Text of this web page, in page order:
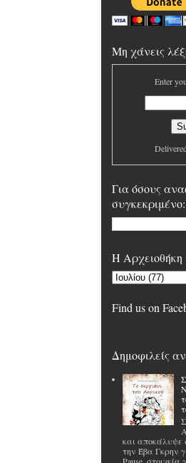
Μη χάνεις
Enter
Για όσους
συγκεκριμένο:
H Αρχειοθήκη
Find us on
Δημοφιλείς
και
την Έβα Γκρην
Pause, στοιχεία